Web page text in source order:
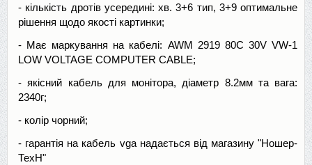
- кількість дротів усередині: хв. 3+6 тип, 3+9 оптимальне
рішення щодо якості картинки;
- Має маркування на кабелі: AWM 2919 80C 30V VW-1
LOW VOLTAGE COMPUTER CABLE;
- якісний кабель для монітора, діаметр 8.2мм та вага:
2340г;
- колір чорний;
- гарантія на кабель vga надається від магазину "Ношер-
ТехН"